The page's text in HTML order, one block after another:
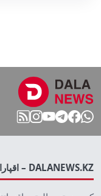
DALANEWS.KZ – اقپارات اگەنتتٸگٸ